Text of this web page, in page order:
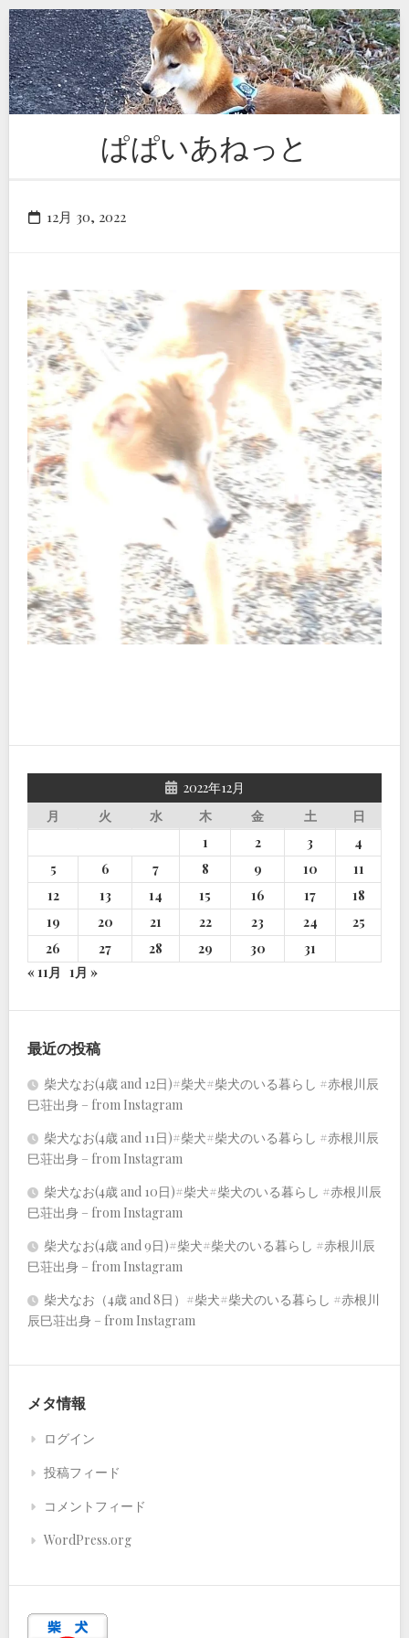
Skip
to
content
ぱぱいあねっと
12月 30, 2022
2022年12月
月
火 水 木 金 土
日
1
2 3
4
5
6 7 8 9 10
11
12
13 14 15 16 17
18
19
20 21 22 23 24
25
26
27 28 29 30
31
« 11月 1月 »
最近の投稿
柴犬なお(4歳 and 12日)#柴犬#柴犬のいる暮らし #赤根川辰
巳荘出身 – from Instagram
柴犬なお(4歳 and 11日)#柴犬#柴犬のいる暮らし #赤根川辰
巳荘出身 – from Instagram
柴犬なお(4歳 and 10日)#柴犬#柴犬のいる暮らし #赤根川辰
巳荘出身 – from Instagram
柴犬なお(4歳 and 9日)#柴犬#柴犬のいる暮らし #赤根川辰
巳荘出身 – from Instagram
柴犬なお（4歳 and 8日）#柴犬#柴犬のいる暮らし #赤根川
辰巳荘出身 – from Instagram
メタ情報
ログイン
投稿フィード
コメントフィード
WordPress.org